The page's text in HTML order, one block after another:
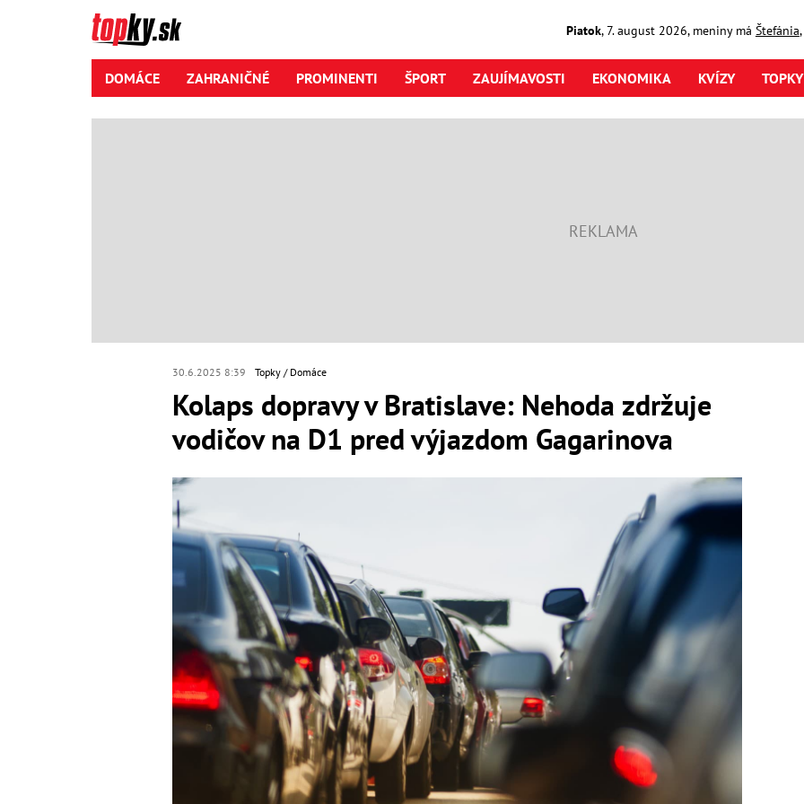
Piatok,7. august2026, meniny má Štefánia
DOMÁCE ZAHRANIČNÉ PROMINENTI ŠPORT ZAUJÍMAVOSTI EKONOMIKA KVÍZY
30.6.2025 8:39 Topky Domáce
Kolaps dopravy v Bratislave: Nehoda zdržuje
vodičov na D1 pred výjazdom Gagarinova